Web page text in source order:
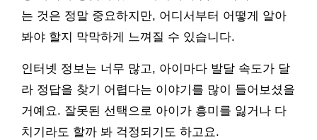
는 것은 정말 중요하지만, 어디서부터 어떻게 알아
봐야 할지 막막하게 느껴질 수 있습니다.
인터넷 정보는 너무 많고, 아이마다 발달 속도가 달
라 정답을 찾기 어렵다는 이야기를 많이 들어보셨을
거예요. 잘못된 선택으로 아이가 흥미를 잃거나 다
치기라도 할까 봐 걱정되기도 하고요.